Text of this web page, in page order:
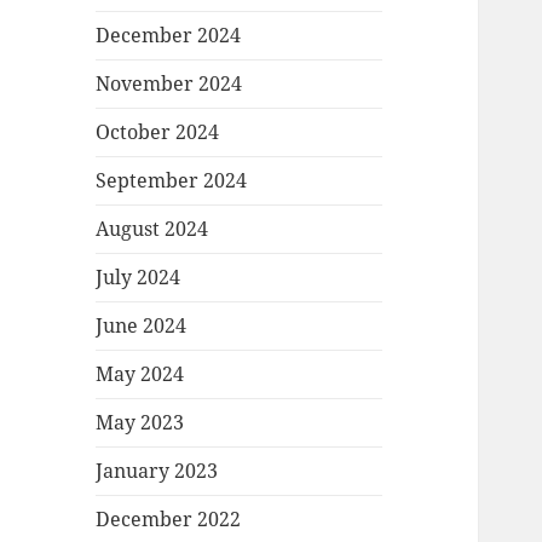
December 2024
November 2024
October 2024
September 2024
August 2024
July 2024
June 2024
May 2024
May 2023
January 2023
December 2022